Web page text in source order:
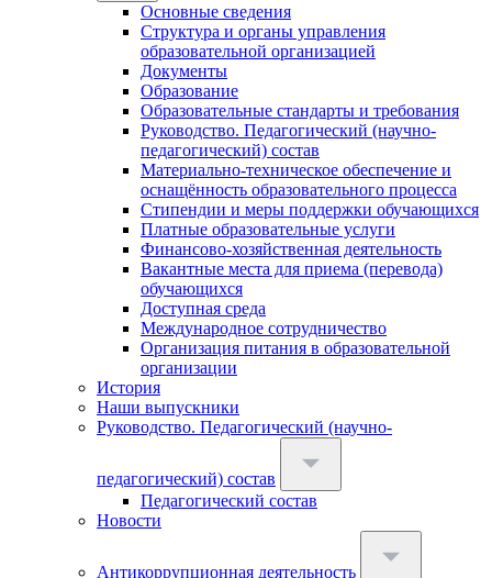
Основные сведения
Структура и органы управления
образовательной организацией
Документы
Образование
Образовательные стандарты и требования
Руководство. Педагогический (научно-
педагогический) состав
Материально-техническое обеспечение и
оснащённость образовательного процесса
Стипендии и меры поддержки обучающихся
Платные образовательные услуги
Финансово-хозяйственная деятельность
Вакантные места для приема (перевода)
обучающихся
Доступная среда
Международное сотрудничество
Организация питания в образовательной
организации
История
Наши выпускники
Руководство. Педагогический (научно-
педагогический) состав
Педагогический состав
Новости
Антикоррупционная деятельность